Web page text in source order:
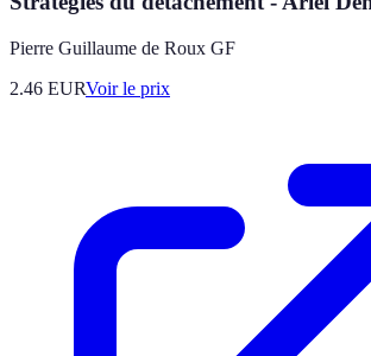
Pierre Guillaume de Roux GF
2.46 EURVoir le prix